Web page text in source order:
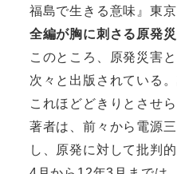
福島で生きる意味』東
全編が胸に刺さる原発
このところ、原発災害
次々と出版されている
これほどどきりとさせ
著者は、前々から電源
し、原発に対して批判